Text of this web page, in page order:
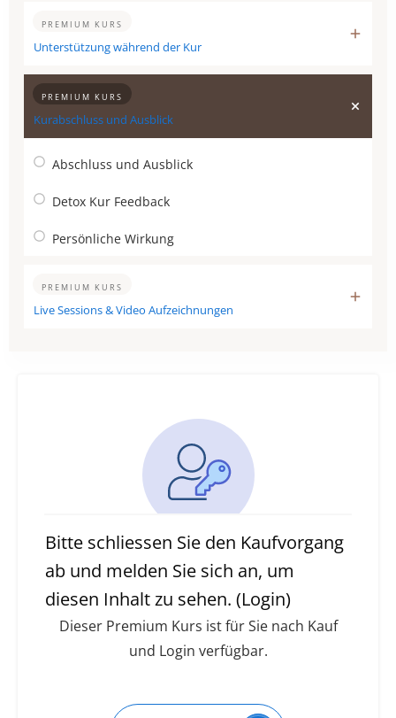
Bitte schliessen Sie den Kaufvorgang
ab und melden Sie sich an, um
diesen Inhalt zu sehen. (Login)
Dieser Premium Kurs ist für Sie nach Kauf
und Login verfügbar.
PREMIUM KURS
Unterstützung während der Kur
PREMIUM KURS
Kurabschluss und Ausblick
Abschluss und Ausblick
Detox Kur Feedback
Persönliche Wirkung
PREMIUM KURS
Live Sessions & Video Aufzeichnungen